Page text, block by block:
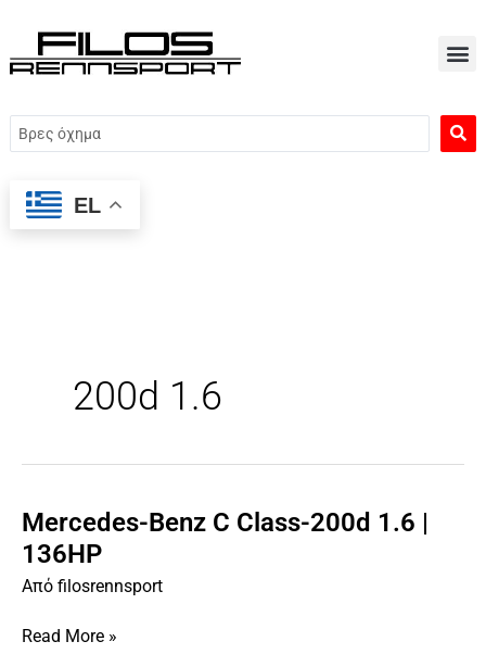
περιεχόμενο
Search
...
EL
200d 1.6
Mercedes-Benz C Class-200d 1.6 |
136HP
Από filosrennsport
Mercedes-
Benz
C
Class-
1.6
Read More »